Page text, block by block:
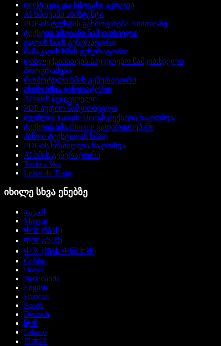
დიქტაცია და ხმოვანი აკრეფა
AI ხმოვანი ასისტენტი
PDF-ის ტექსტის გახმოვანება Android-ზე
ტექსტის ხმოვანი წამკითხველი
ქალის ხმის გენერატორი
მამაკაცის ხმის გენერატორი
დისლექსიისთვის საუკეთესო წამკითხველი
პროგრამები
რობოტული ხმის გენერატორი
ანიმე ხმის გენერატორი
AI ხმის შემცვლელი
PDF აუდიო წამკითხველი
შეუძლია Google Docs-ს ტექსტის წაკითხვა?
ტექსტის ხმა Chrome გაფართოებაში
ჰინდი ტექსტიდან ხმად
PDF-ის ხმამაღლა წაკითხვა
AI ხმის გენერატორი
Texto a Voz
Leitor de Texto
იხილე სხვა ენებზე
العربية
Magyar
中文 (简体)
中文 (台灣)
中文 (简体 中国大陆)
Čeština
Dansk
Nederlands
English
Français
Suomi
Deutsch
हिन्दी
Italiano
日本語